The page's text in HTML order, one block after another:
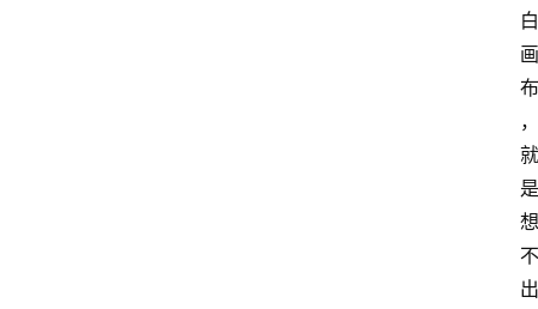
白
画
布
，
就
是
想
不
出